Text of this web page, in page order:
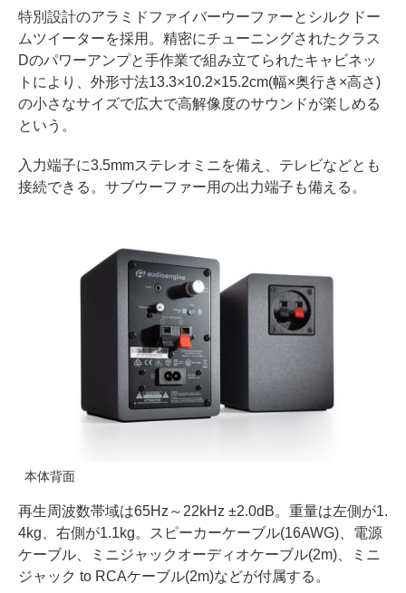
特別設計のアラミドファイバーウーファーとシルクドー
ムツイーターを採用。精密にチューニングされたクラス
Dのパワーアンプと手作業で組み立てられたキャビネッ
トにより、外形寸法13.3×10.2×15.2cm(幅×奥行き×高さ)
の小さなサイズで広大で高解像度のサウンドが楽しめる
という。
入力端子に3.5mmステレオミニを備え、テレビなどとも
接続できる。サブウーファー用の出力端子も備える。
本体背面
再生周波数帯域は65Hz～22kHz ±2.0dB。重量は左側が1.
4kg、右側が1.1kg。スピーカーケーブル(16AWG)、電源
ケーブル、ミニジャックオーディオケーブル(2m)、ミニ
ジャック to RCAケーブル(2m)などが付属する。